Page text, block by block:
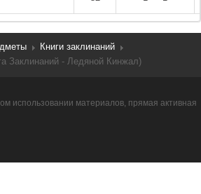
Книги заклинаний
Заклинаний - Ледяной Кинжал)
использовании материалов, прямая активная